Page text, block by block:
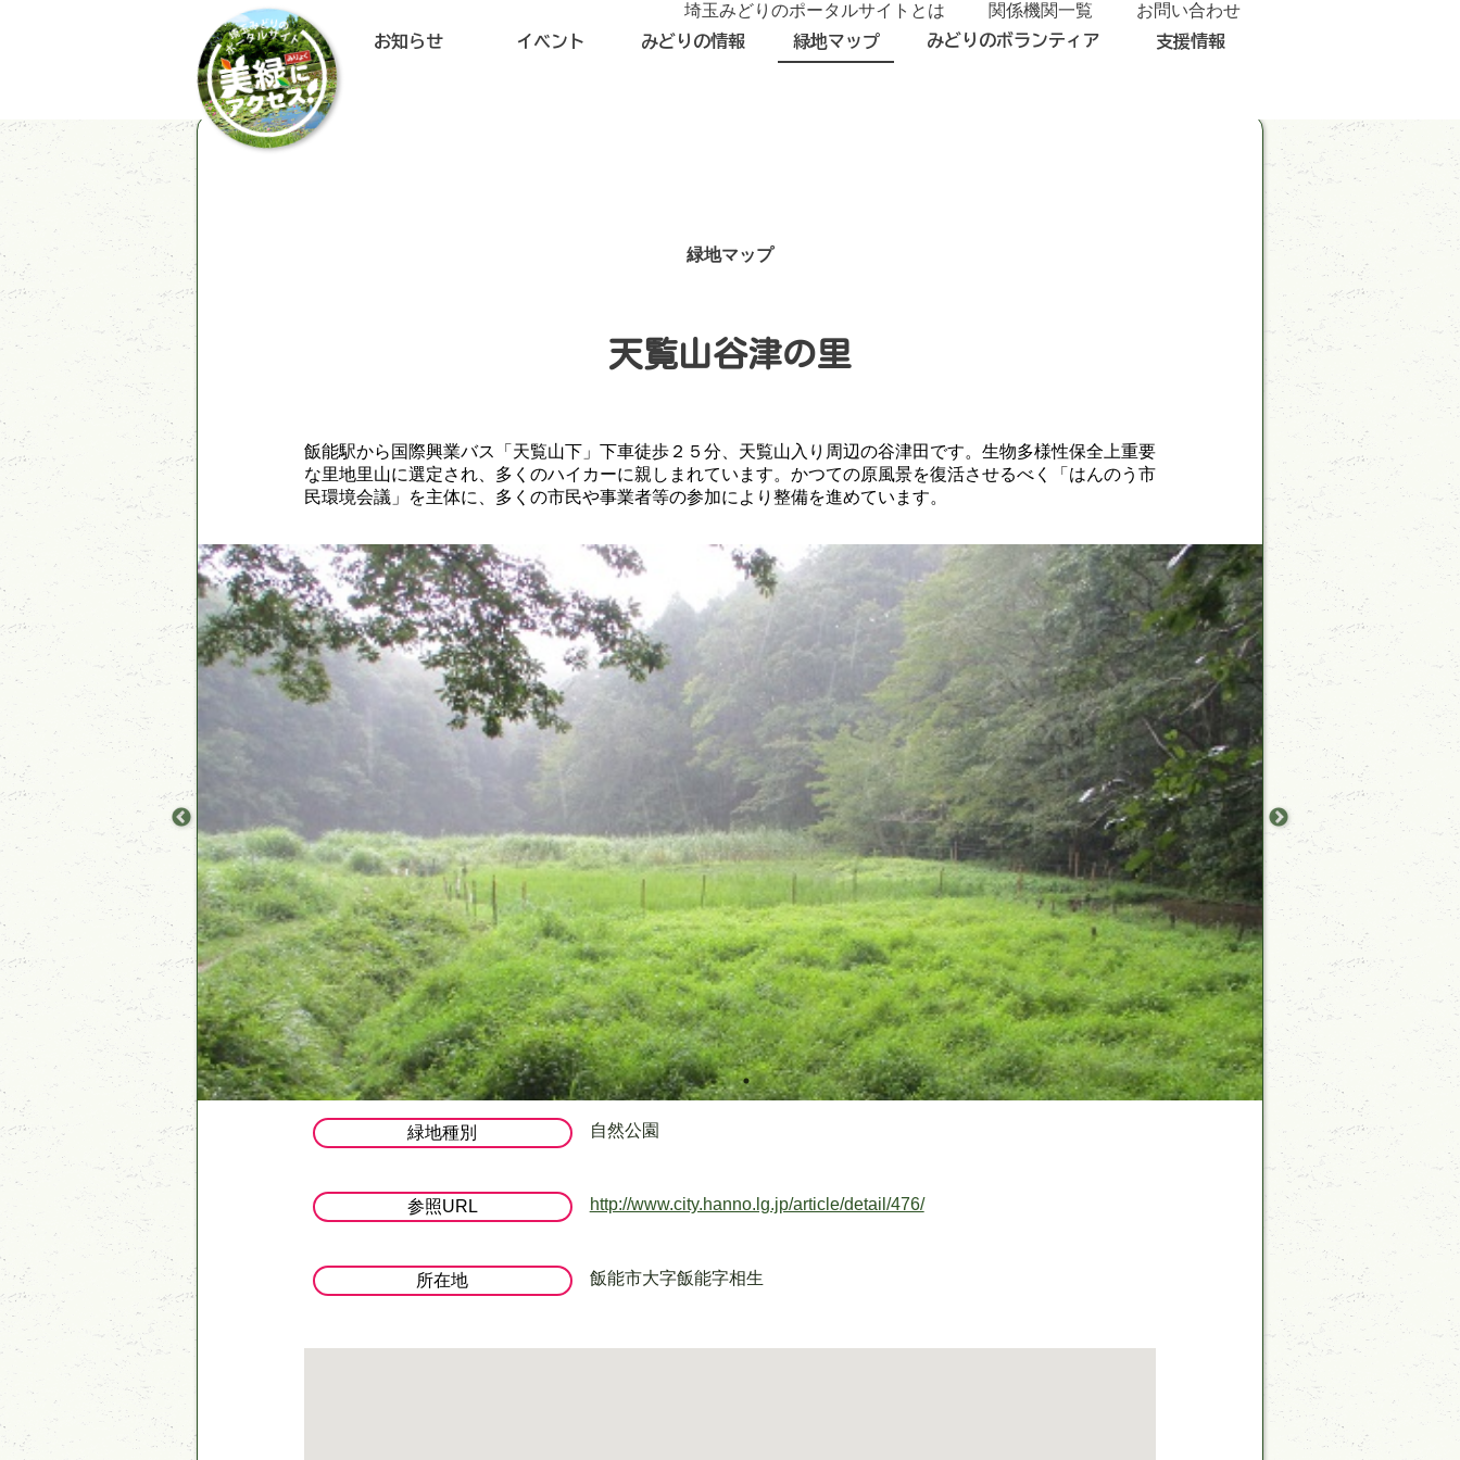
埼玉みどりのポータルサイトとは 関係機関一覧 お問い合わせ
お知らせ イベント みどりの情報 緑地マップ みどりのボランティア 支援情報
緑地マップ
天覧山谷津の里
飯能駅から国際興業バス「天覧山下」下車徒歩２５分、天覧山入り周辺の谷津田です。生物多様性保全上重要
な里地里山に選定され、多くのハイカーに親しまれています。かつての原風景を復活させるべく「はんのう市
民環境会議」を主体に、多くの市民や事業者等の参加により整備を進めています。
緑地種別 自然公園
参照URL http://www.city.hanno.lg.jp/article/detail/476/
所在地 飯能市大字飯能字相生